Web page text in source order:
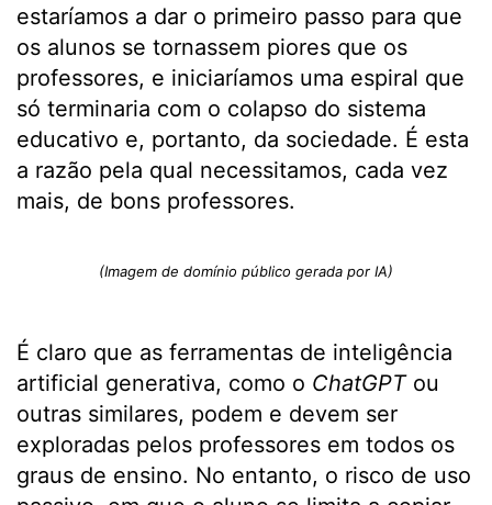
estaríamos a dar o primeiro passo para que
os alunos se tornassem piores que os
professores, e iniciaríamos uma espiral que
só terminaria com o colapso do sistema
educativo e, portanto, da sociedade. É esta
a razão pela qual necessitamos, cada vez
mais, de bons professores.
(Imagem de domínio público gerada por IA)
É claro que as ferramentas de inteligência
artificial generativa, como o ChatGPT ou
outras similares, podem e devem ser
exploradas pelos professores em todos os
graus de ensino. No entanto, o risco de uso